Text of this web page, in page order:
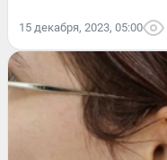
15 декабря, 2023, 05:00